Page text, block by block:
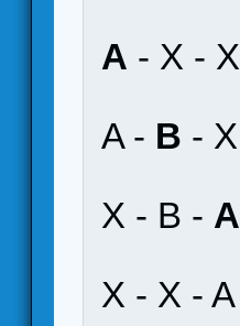
A - X -
A - B -
X - B - A
X - X -